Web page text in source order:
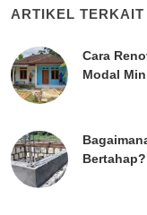
ARTIKEL TERKAIT
Cara
Modal
Bertahap?